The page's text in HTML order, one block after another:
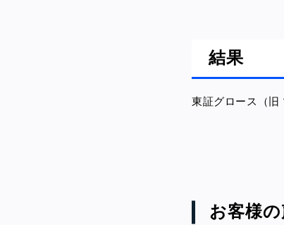
結果
東証グロース（旧
お客様